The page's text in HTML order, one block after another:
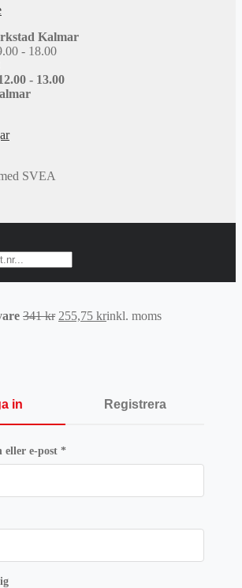
Kalmar
- 18.00
- 13.00
341kr Det
255,75 krDet
inkl. moms
in Registrera
eller e-post *Obligatoriskt